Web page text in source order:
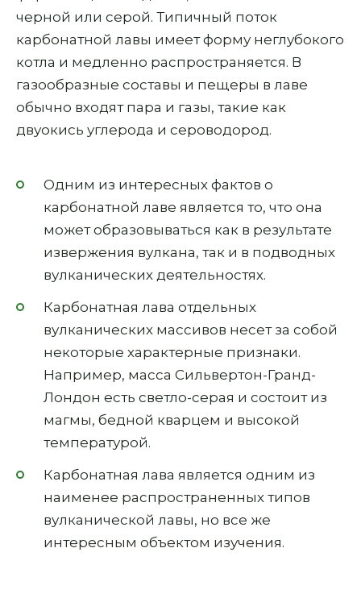
черной или серой. Типичный поток
карбонатной лавы имеет форму неглубокого
котла и медленно распространяется. В
газообразные составы и пещеры в лаве
обычно входят пара и газы, такие как
двуокись углерода и сероводород.
Одним из интересных фактов о
карбонатной лаве является то, что она
может образовываться как в результате
извержения вулкана, так и в подводных
вулканических деятельностях.
Карбонатная лава отдельных
вулканических массивов несет за собой
некоторые характерные признаки.
Например, масса Сильвертон-Гранд-
Лондон есть светло-серая и состоит из
магмы, бедной кварцем и высокой
температурой.
Карбонатная лава является одним из
наименее распространенных типов
вулканической лавы, но все же
интересным объектом изучения.